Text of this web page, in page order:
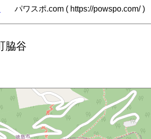
パワスポ.com ( https://powspo.com/ )